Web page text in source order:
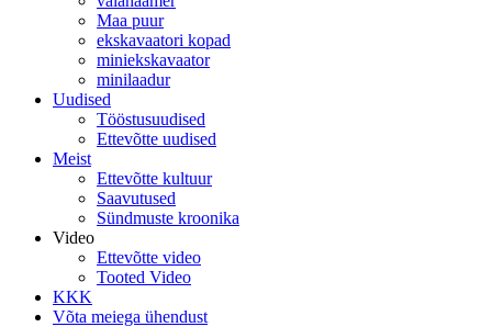
Maa puur
ekskavaatori kopad
miniekskavaator
minilaadur
Uudised
Tööstusuudised
Ettevõtte uudised
Meist
Ettevõtte kultuur
Saavutused
Sündmuste kroonika
Video
Ettevõtte video
Tooted Video
KKK
Võta meiega ühendust